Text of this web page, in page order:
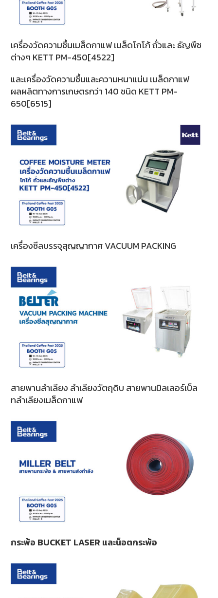
เครื่องวัดความชื้นเมล็ดกาแฟ เมล็ดโกโก้ ถั่วและ ธัญพืช
ต่างๆ KETT PM-450[4522]
และเครื่องวัดความชื้นและความหนาแน่น เมล็ดกาแฟ
ผลผลิตทางการเกษตรกว่า 140 ชนิด KETT PM-
650[6515]
เครื่องซีลบรรจุสุญญากาศ VACUUM PACKING
สายพานลำเลียง ลำเลียงวัตถุดิบ สายพานมิลเลอร์เบ็ล
ทลำเลียงเมล็ดกาแฟ
กระพ้อ BUCKET LASER และน็อตกระพ้อ